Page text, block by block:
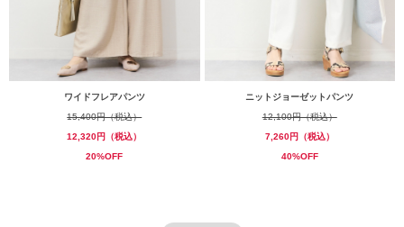
ワイドフレアパンツ
15,400円（税込）
12,320円（税込）
20%OFF
ニットジョーゼットパンツ
12,100円（税込）
7,260円（税込）
40%OFF